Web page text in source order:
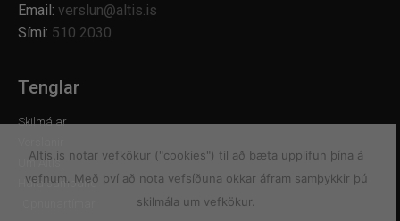
Email: verslun@altis.is
Sími: 510 2030
Tenglar
Skilmálar
Um Altis
Hafa samband
Altis.is notar vefkökur ("cookies") til að bæta upplifun þína á
vefnum. Með því að nota vefsíðuna okkar áfram samþykkir þú
skilmála um vefkökur.